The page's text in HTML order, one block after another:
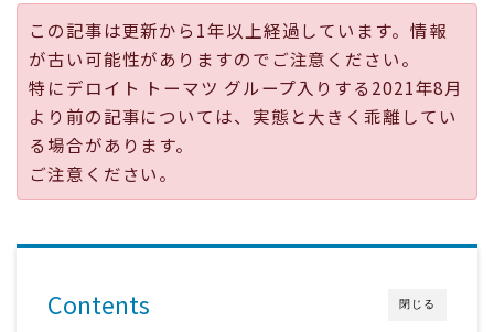
採用
公式ページ
この記事は更新から1年以上経過しています。情報
が古い可能性がありますのでご注意ください。
特にデロイト トーマツ グループ入りする2021年8月
より前の記事については、実態と大きく乖離してい
る場合があります。
ご注意ください。
閉じる
Contents